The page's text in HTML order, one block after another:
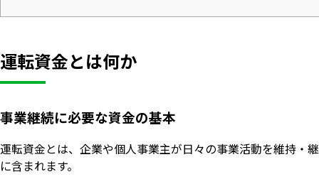
運転資金とは何か
事業継続に必要な資金の基本
運転資金とは、企業や個人事業主が日々の事業活動を維持・
に含まれます。